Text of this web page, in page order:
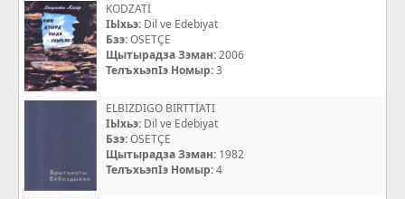
KODZATİ
IЫхьэ: Dil ve Edebiyat
Бзэ:OSETÇE
Щытырадза Зэман:2006
ТелъхьэпIэ Номыр:3
ELBIZDIGO BIRTTİATI
IЫхьэ: Dil ve Edebiyat
Бзэ:OSETÇE
Щытырадза Зэман: 1982
ТелъхьэпIэ Номыр:4